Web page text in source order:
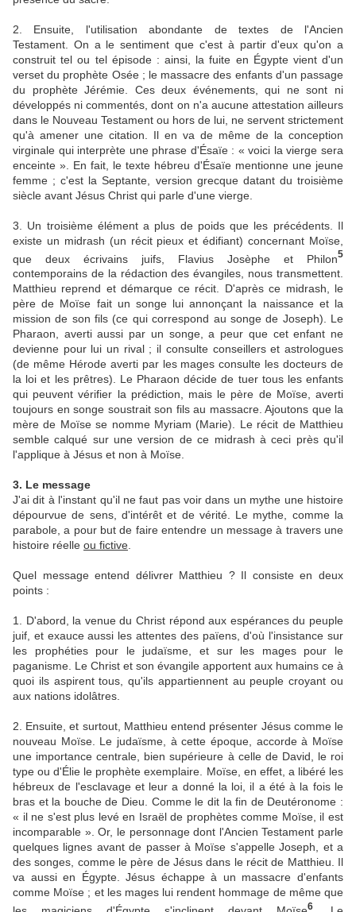
2. Ensuite, l'utilisation abondante de textes de l'Ancien
Testament. On a le sentiment que c'est à partir d'eux qu'on a
construit tel ou tel épisode : ainsi, la fuite en Égypte vient d'un
verset du prophète Osée ; le massacre des enfants d'un passage
du prophète Jérémie. Ces deux événements, qui ne sont ni
développés ni commentés, dont on n'a aucune attestation ailleurs
dans le Nouveau Testament ou hors de lui, ne servent strictement
qu'à amener une citation. Il en va de même de la conception
virginale qui interprète une phrase d'Ésaïe : « voici la vierge sera
enceinte ». En fait, le texte hébreu d'Ésaïe mentionne une jeune
femme ; c'est la Septante, version grecque datant du troisième
siècle avant Jésus Christ qui parle d'une vierge.
3. Un troisième élément a plus de poids que les précédents. Il
existe un midrash (un récit pieux et édifiant) concernant Moïse,
que deux écrivains juifs, Flavius Josèphe et Philon5
contemporains de la rédaction des évangiles, nous transmettent.
Matthieu reprend et démarque ce récit. D'après ce midrash, le
père de Moïse fait un songe lui annonçant la naissance et la
mission de son fils (ce qui correspond au songe de Joseph). Le
Pharaon, averti aussi par un songe, a peur que cet enfant ne
devienne pour lui un rival ; il consulte conseillers et astrologues
(de même Hérode averti par les mages consulte les docteurs de
la loi et les prêtres). Le Pharaon décide de tuer tous les enfants
qui peuvent vérifier la prédiction, mais le père de Moïse, averti
toujours en songe soustrait son fils au massacre. Ajoutons que la
mère de Moïse se nomme Myriam (Marie). Le récit de Matthieu
semble calqué sur une version de ce midrash à ceci près qu'il
l'applique à Jésus et non à Moïse.
3. Le message
J'ai dit à l'instant qu'il ne faut pas voir dans un mythe une histoire
dépourvue de sens, d'intérêt et de vérité. Le mythe, comme la
parabole, a pour but de faire entendre un message à travers une
histoire réelle ou fictive.
Quel message entend délivrer Matthieu ? Il consiste en deux
points :
1. D'abord, la venue du Christ répond aux espérances du peuple
juif, et exauce aussi les attentes des païens, d'où l'insistance sur
les prophéties pour le judaïsme, et sur les mages pour le
paganisme. Le Christ et son évangile apportent aux humains ce à
quoi ils aspirent tous, qu'ils appartiennent au peuple croyant ou
aux nations idolâtres.
2. Ensuite, et surtout, Matthieu entend présenter Jésus comme le
nouveau Moïse. Le judaïsme, à cette époque, accorde à Moïse
une importance centrale, bien supérieure à celle de David, le roi
type ou d'Élie le prophète exemplaire. Moïse, en effet, a libéré les
hébreux de l'esclavage et leur a donné la loi, il a été à la fois le
bras et la bouche de Dieu. Comme le dit la fin de Deutéronome :
« il ne s'est plus levé en Israël de prophètes comme Moïse, il est
incomparable ». Or, le personnage dont l'Ancien Testament parle
quelques lignes avant de passer à Moïse s'appelle Joseph, et a
des songes, comme le père de Jésus dans le récit de Matthieu. Il
va aussi en Égypte. Jésus échappe à un massacre d'enfants
comme Moïse ; et les mages lui rendent hommage de même que
6